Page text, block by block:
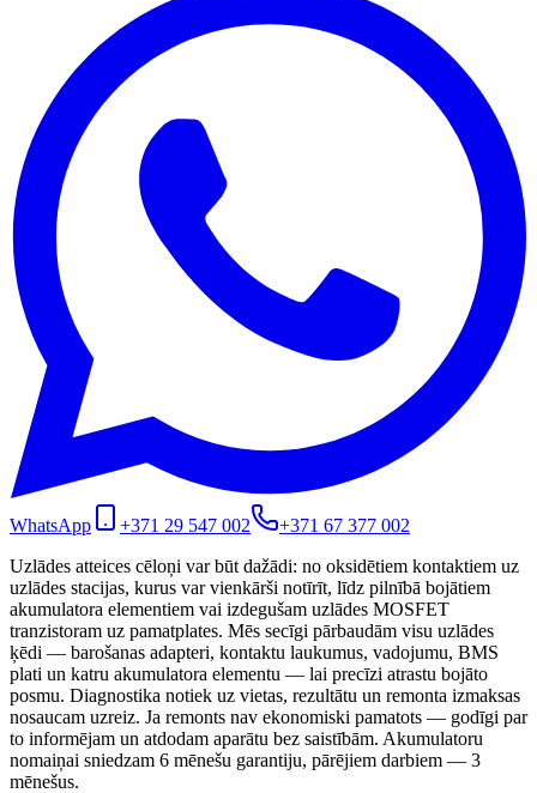
WhatsApp +371 29 547 002
+371 67 377 002
Uzlādes atteices cēloņi var būt dažādi: no oksidētiem kontaktiem uz
uzlādes stacijas, kurus var vienkārši notīrīt, līdz pilnībā bojātiem
akumulatora elementiem vai izdegušam uzlādes MOSFET
tranzistoram uz pamatplates. Mēs secīgi pārbaudām visu uzlādes
ķēdi — barošanas adapteri, kontaktu laukumus, vadojumu, BMS
plati un katru akumulatora elementu — lai precīzi atrastu bojāto
posmu. Diagnostika notiek uz vietas, rezultātu un remonta izmaksas
nosaucam uzreiz. Ja remonts nav ekonomiski pamatots — godīgi par
to informējam un atdodam aparātu bez saistībām. Akumulatoru
nomaiņai sniedzam 6 mēnešu garantiju, pārējiem darbiem — 3
mēnešus.